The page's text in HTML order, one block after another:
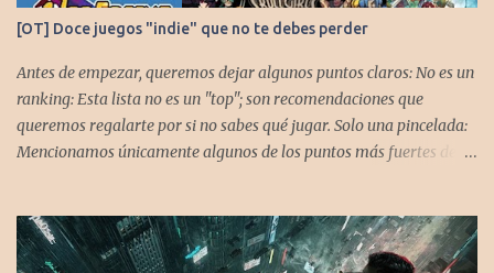
[OT] Doce juegos "indie" que no te debes perder
Antes de empezar, queremos dejar algunos puntos claros: No es un
ranking: Esta lista no es un "top"; son recomendaciones que
queremos regalarte por si no sabes qué jugar. Solo una pincelada:
Mencionamos únicamente algunos de los puntos más fuertes de
asegurar que, al menos uno, se adapte a tus gustos. Si te gusta este
tipo de contenido, háznoslo saber para crear nuevas entradas con